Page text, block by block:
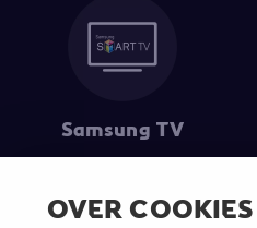
OVER
Samsung TV